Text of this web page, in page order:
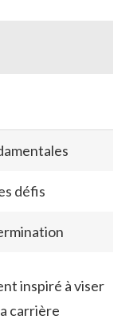
défis
inspiré à viser
carrière